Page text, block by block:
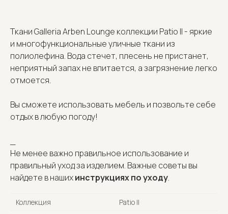
Ткани Galleria Arben Lounge коллекции Patio II - яркие
и многофункциональные уличные ткани из
полиолефина. Вода стечет, плесень не пристанет,
неприятный запах не впитается, а загрязнение легко
отмоется.
Вы сможете использовать мебель и позвольте себе
отдых в любую погоду!
Не менее важно правильное использование и
правильный уход за изделием. Важные советы вы
найдете в нашихинструкциях по уходу.
Коллекция
Patio II